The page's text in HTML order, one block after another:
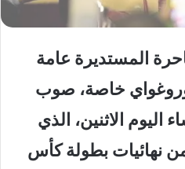
المستديرة عامة
خاصة، صوب
الاثنين، الذي
نهائيات بطولة كأس